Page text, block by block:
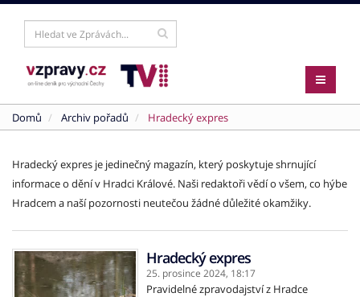
Domů Archiv pořadů Hradecký expres
Hradecký expres je jedinečný magazín, který poskytuje shrnující
informace o dění v Hradci Králové. Naši redaktoři vědí o všem, co hýbe
Hradcem a naší pozornosti neutečou žádné důležité okamžiky.
Hradecký expres
25. prosince 2024, 18:17
Pravidelné zpravodajství z Hradce